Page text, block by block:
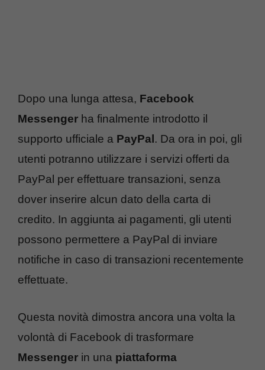
Dopo una lunga attesa, Facebook
Messenger ha finalmente introdotto il
supporto ufficiale a PayPal . Da ora in poi, gli
utenti potranno utilizzare i servizi offerti da
PayPal per effettuare transazioni, senza
dover inserire alcun dato della carta di
credito. In aggiunta ai pagamenti, gli utenti
possono permettere a PayPal di inviare
notifiche in caso di transazioni recentemente
effettuate.
Questa novità dimostra ancora una volta la
volontà di Facebook di trasformare
Messenger in una piattaforma